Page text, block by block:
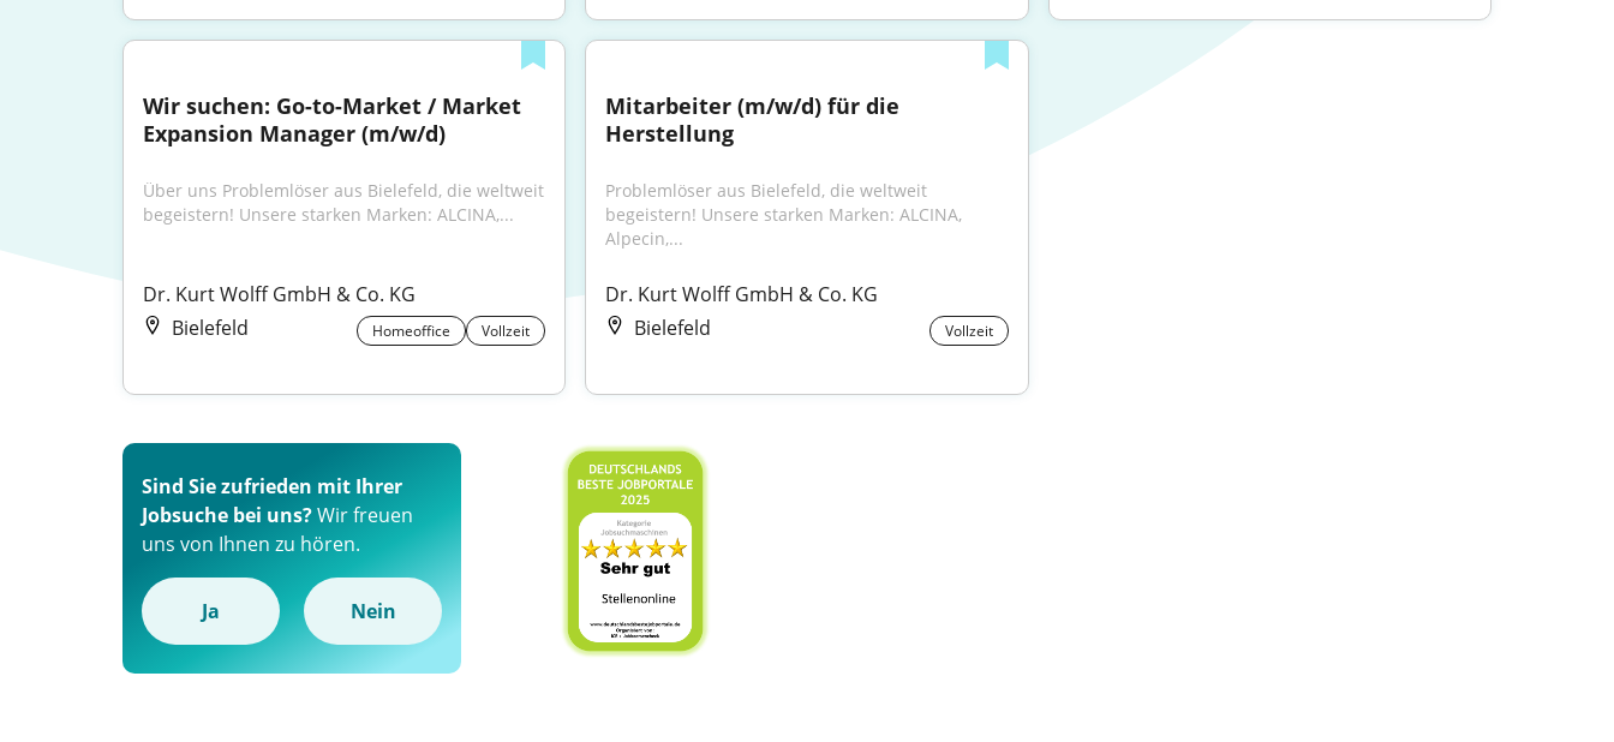
Wir suchen: Go-to-Market / Market
Expansion Manager (m/w/d)
Über uns Problemlöser aus Bielefeld, die weltweit
begeistern! Unsere starken Marken: ALCINA,...
Dr. Kurt Wolff GmbH & Co. KG
Bielefeld
Homeoffice Vollzeit
Mitarbeiter (m/w/d) für die
Herstellung
Problemlöser aus Bielefeld, die weltweit
begeistern! Unsere starken Marken: ALCINA,
Alpecin,...
Dr. Kurt Wolff GmbH & Co. KG
Bielefeld
Vollzeit
Sind Sie zufrieden mit Ihrer
Jobsuche bei uns?Wir freuen
uns von Ihnen zu hören.
Ja Nein